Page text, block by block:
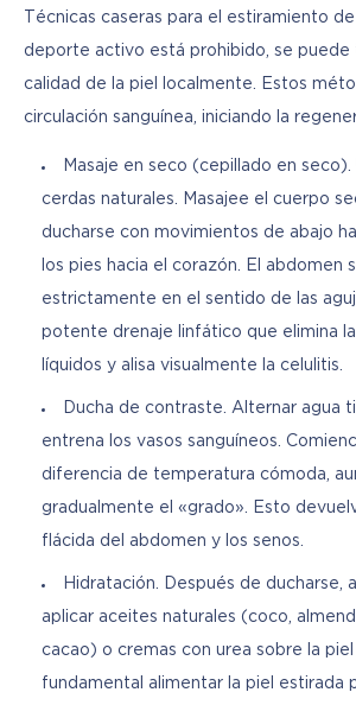
Técnicas caseras para el estiramiento
deporte activo está prohibido, se puede
calidad de la piel localmente. Estos
circulación sanguínea, iniciando la
Masaje en seco (cepillado en seco).
cerdas naturales. Masajee el cuerpo
ducharse con movimientos de abajo
los pies hacia el corazón. El abdomen
estrictamente en el sentido de las
potente drenaje linfático que elimina
líquidos y alisa visualmente la celulitis.
Ducha de contraste. Alternar agua
entrena los vasos sanguíneos.
diferencia de temperatura cómoda,
gradualmente el «grado». Esto
flácida del abdomen y los senos.
Hidratación. Después de ducharse,
aplicar aceites naturales (coco,
cacao) o cremas con urea sobre la piel
fundamental alimentar la piel estirada